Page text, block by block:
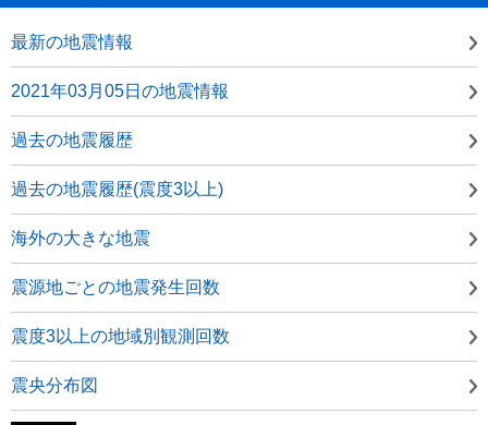
最新の地震情報
2021年03月05日の地震情報
過去の地震履歴
過去の地震履歴(震度3以上)
海外の大きな地震
震源地ごとの地震発生回数
震度3以上の地域別観測回数
震央分布図